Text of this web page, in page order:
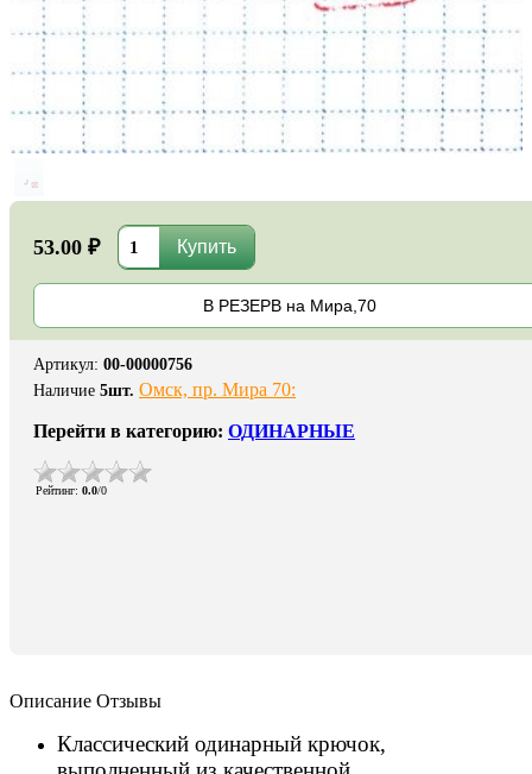
53.00 ₽
В РЕЗЕРВ на Мира,70
Артикул: 00-00000756
Наличие 5шт. Омск, пр. Мира 70:
Перейти в категорию: ОДИНАРНЫЕ
Рейтинг: 0.0/0
Описание Отзывы
Классический одинарный крючок,